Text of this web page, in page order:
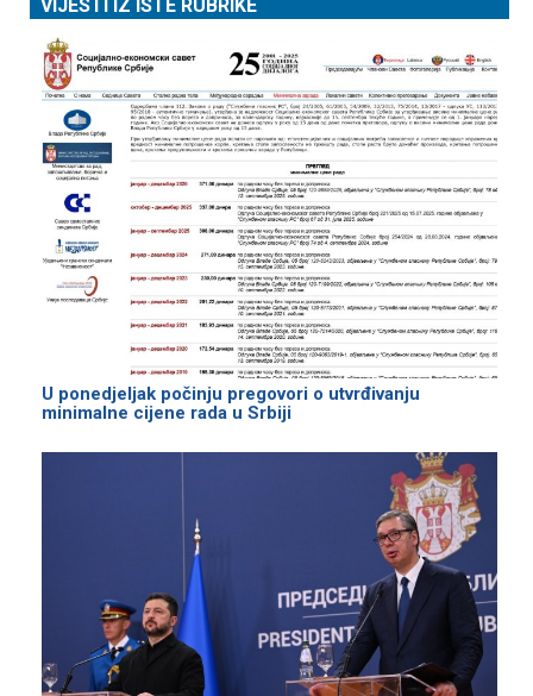
VIJESTI IZ ISTE RUBRIKE
U ponedjeljak počinju pregovori o utvrđivanju
minimalne cijene rada u Srbiji